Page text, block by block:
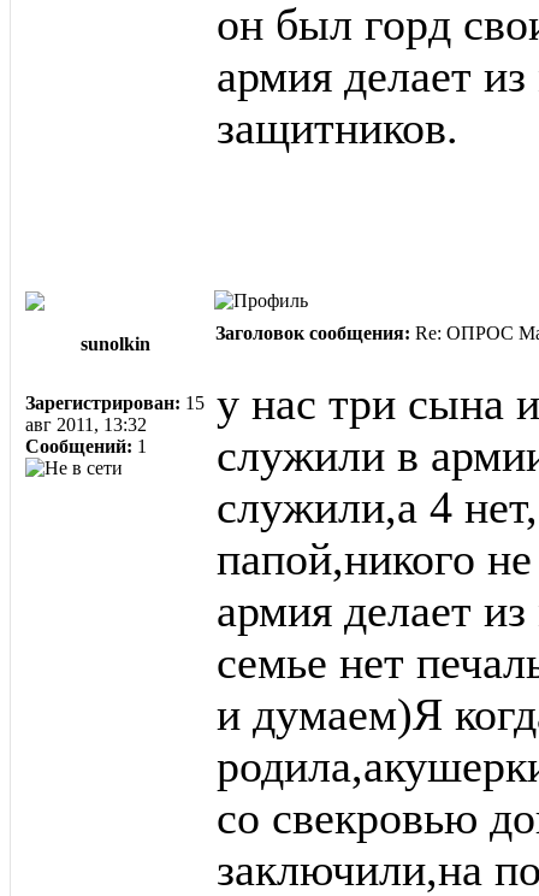
он был горд
армия делает
защитников.
sunolkin
Заголовок сообщения: Re: ОПРОС
Зарегистрирован: 15
авг 2011, 13:32
Сообщений: 1
у нас три сына
служили в
служили,а 4
папой,никого
армия делает
семье нет
и думаем)Я
со свекровью
заключили,на